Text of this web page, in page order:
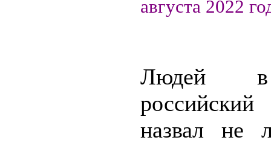
августа 2022
Людей
назвал не